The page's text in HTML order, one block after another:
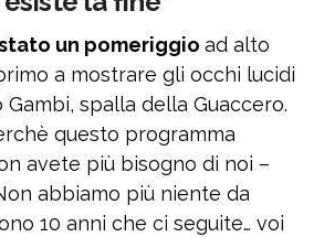
un pomeriggio ad alto
a mostrare gli occhi lucidi
spalla della Guaccero.
questo programma
avete più bisogno di noi –
abbiamo più niente da
10 anni che ci seguite… voi